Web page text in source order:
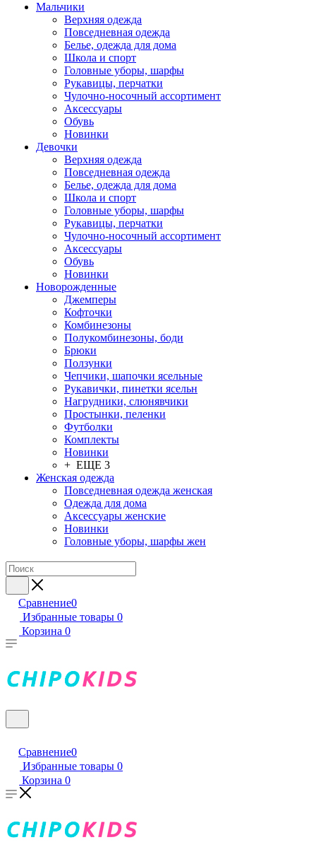
Мальчики
Верхняя одежда
Повседневная одежда
Белье, одежда для дома
Школа и спорт
Головные уборы, шарфы
Рукавицы, перчатки
Чулочно-носочный ассортимент
Аксессуары
Обувь
Новинки
Девочки
Верхняя одежда
Повседневная одежда
Белье, одежда для дома
Школа и спорт
Головные уборы, шарфы
Рукавицы, перчатки
Чулочно-носочный ассортимент
Аксессуары
Обувь
Новинки
Новорожденные
Джемперы
Кофточки
Комбинезоны
Полукомбинезоны, боди
Брюки
Ползунки
Чепчики, шапочки ясельные
Рукавички, пинетки ясельн
Нагрудники, слюнявчики
Простынки, пеленки
Футболки
Комплекты
Новинки
+ ЕЩЕ 3
Женская одежда
Повседневная одежда женская
Одежда для дома
Аксессуары женские
Новинки
Головные уборы, шарфы жен
Сравнение0
Избранные товары 0
Корзина 0
Сравнение0
Избранные товары 0
Корзина 0